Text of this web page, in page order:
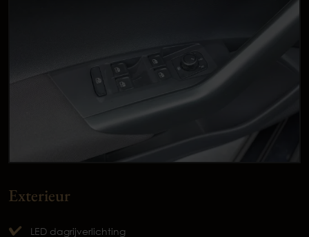
Exterieur
LED dagrijverlichting